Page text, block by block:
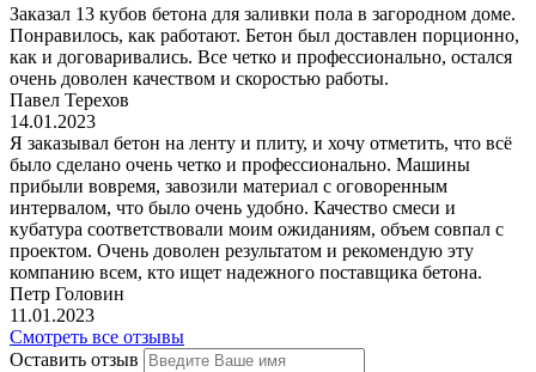
Заказал 13 кубов бетона для заливки пола в загородном доме.
Понравилось, как работают. Бетон был доставлен порционно,
как и договаривались. Все четко и профессионально, остался
очень доволен качеством и скоростью работы.
Павел Терехов
14.01.2023
Я заказывал бетон на ленту и плиту, и хочу отметить, что всё
было сделано очень четко и профессионально. Машины
прибыли вовремя, завозили материал с оговоренным
интервалом, что было очень удобно. Качество смеси и
кубатура соответствовали моим ожиданиям, объем совпал с
проектом. Очень доволен результатом и рекомендую эту
компанию всем, кто ищет надежного поставщика бетона.
Петр Головин
11.01.2023
Смотреть все отзывы
Оставить отзыв